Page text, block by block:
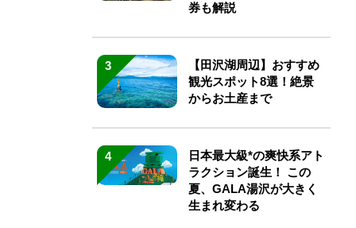
券も解説
3
【田沢湖周辺】おすすめ
観光スポット8選！絶景
からお土産まで
4
日本最大級*の爽快系アト
ラクション誕生！ この
夏、GALA湯沢が大きく
生まれ変わる